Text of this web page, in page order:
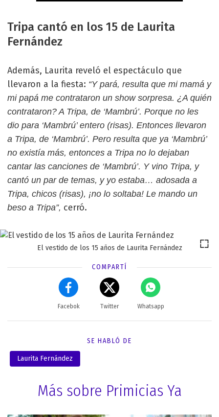
Tripa cantó en los 15 de Laurita
Fernández
Además, Laurita reveló el espectáculo que
llevaron a la fiesta: “Y pará, resulta que mi mamá y
mi papá me contrataron un show sorpresa. ¿A quién
contrataron? A Tripa, de ‘Mambrú’. Porque no les
dio para ‘Mambrú’ entero (risas). Entonces llevaron
a Tripa, de ‘Mambrú’. Pero resulta que ya ‘Mambrú’
no existía más, entonces a Tripa no lo dejaban
cantar las canciones de ‘Mambrú’. Y vino Tripa, y
cantó un par de temas, y yo estaba… adosada a
Tripa, chicos (risas), ¡no lo soltaba! Le mando un
beso a Tripa”, cerró.
El vestido de los 15 años de Laurita Fernández
COMPARTÍ
Facebok Twitter Whatsapp
SE HABLÓ DE
Laurita Fernández
Más sobre Primicias Ya